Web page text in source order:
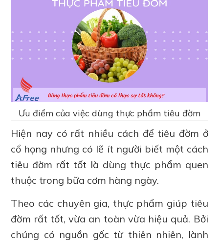
Ưu điểm của việc dùng thực phẩm tiêu đờm
Hiện nay có rất nhiều cách để tiêu đờm ở
cổ họng nhưng có lẽ ít người biết một cách
tiêu đờm rất tốt là dùng thực phẩm quen
thuộc trong bữa cơm hàng ngày.
Theo các chuyên gia, thực phẩm giúp tiêu
đờm rất tốt, vừa an toàn vừa hiệu quả. Bởi
chúng có nguồn gốc từ thiên nhiên, lành